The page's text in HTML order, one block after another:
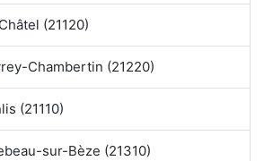
(21120)
Chambertin (21220)
(21110)
sur-Bèze (21310)